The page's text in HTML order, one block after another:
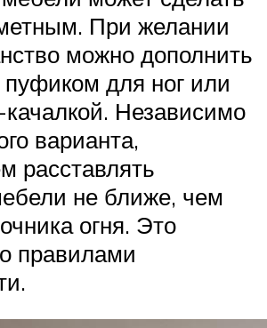
При желании
можно дополнить
для ног или
Независимо
варианта,
расставлять
не ближе, чем
огня. Это
правилами